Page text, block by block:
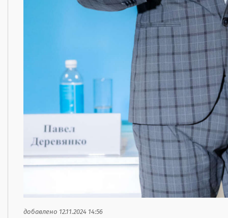
добавлено 12.11.2024 14:56